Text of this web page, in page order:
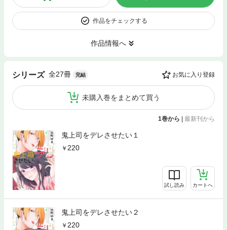
作品をチェックする
作品情報へ
シリーズ 全27冊 完結 お気に入り登録
未購入巻をまとめて買う
1巻から | 最新刊から
鬼上司をデレさせたい１
220
試し読み カートへ
鬼上司をデレさせたい２
220